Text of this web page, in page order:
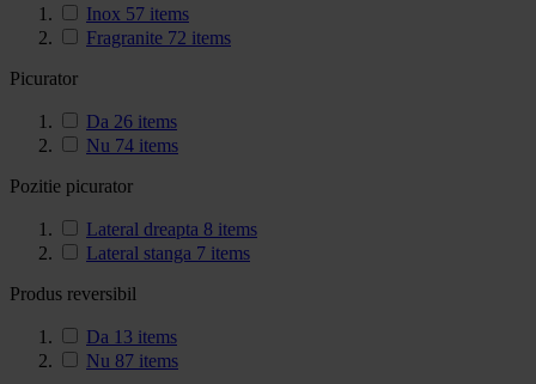
Inox 57 items
Fragranite 72 items
Picurator
Da 26 items
Nu 74 items
Pozitie picurator
Lateral dreapta 8 items
Lateral stanga 7 items
Produs reversibil
Da 13 items
Nu 87 items